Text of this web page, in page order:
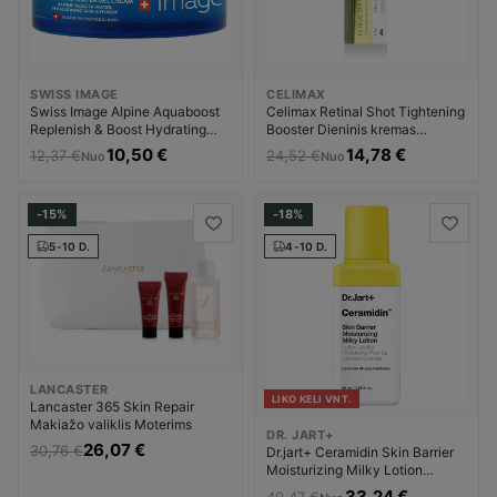
SWISS IMAGE
Swiss Image Alpine Aquaboost
Replenish & Boost Hydrating
Water Gel Cream Dieninis
kremas Dieninis veido kremas
12,37 €Nuo10,50 €
CELIMAX
Celimax Retinal Shot Tightening
Booster Dieninis kremas
Dieninis veido kremas Unisex
24,52 €Nuo14,78 €
-15%
5-10 D.
LANCASTER
Lancaster 365 Skin Repair
Makiažo valiklis Moterims
30,76 €26,07 €
-18%
4-10 D.
LIKO KELI VNT.
DR. JART+
Dr.jart+ Ceramidin Skin Barrier
Moisturizing Milky Lotion
Dieninis kremas Dieninis veido